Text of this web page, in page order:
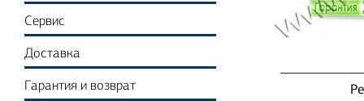
Сервис
Доставка
Гарантия и возврат